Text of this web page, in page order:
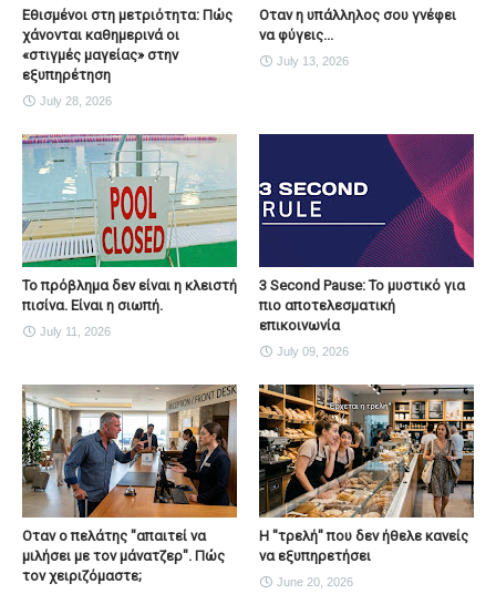
Εθισμένοι στη μετριότητα: Πώς
χάνονται καθημερινά οι
«στιγμές μαγείας» στην
εξυπηρέτηση
July 28, 2026
Οταν η υπάλληλος σου γνέφει
να φύγεις...
July 13, 2026
Το πρόβλημα δεν είναι η κλειστή
πισίνα. Είναι η σιωπή.
July 11, 2026
3 Second Pause: Το μυστικό για
πιο αποτελεσματική
επικοινωνία
July 09, 2026
Οταν ο πελάτης "απαιτεί να
μιλήσει με τον μάνατζερ". Πώς
τον χειριζόμαστε;
H "τρελή" που δεν ήθελε κανείς
να εξυπηρετήσει
June 20, 2026